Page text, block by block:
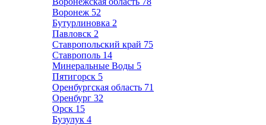
Воронеж 52
Бутурлиновка 2
Павловск 2
Ставропольский край 75
Ставрополь 14
Минеральные Воды 5
Пятигорск 5
Оренбургская область 71
Оренбург 32
Орск 15
Бузулук 4